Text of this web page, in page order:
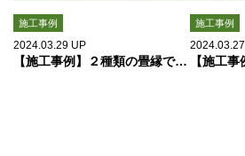
施工事例
2024.03.29 UP
【施工事例】２種類の畳縁で畳替え「益城町」（有）タタミの栗崎
施工事例
2024.03.27